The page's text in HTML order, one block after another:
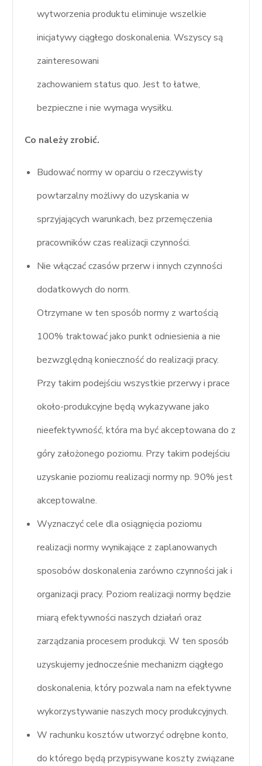
wytworzenia produktu eliminuje wszelkie
inicjatywy ciągłego doskonalenia. Wszyscy są
zainteresowani
zachowaniem status quo. Jest to łatwe,
bezpieczne i nie wymaga wysiłku.
Co należy zrobić.
Budować normy w oparciu o rzeczywisty
powtarzalny możliwy do uzyskania w
sprzyjających warunkach, bez przemęczenia
pracowników czas realizacji czynności.
Nie włączać czasów przerw i innych czynności
dodatkowych do norm.
Otrzymane w ten sposób normy z wartością
100% traktować jako punkt odniesienia a nie
bezwzględną konieczność do realizacji pracy.
Przy takim podejściu wszystkie przerwy i prace
około-produkcyjne będą wykazywane jako
nieefektywność, która ma być akceptowana do z
góry założonego poziomu. Przy takim podejściu
uzyskanie poziomu realizacji normy np. 90% jest
akceptowalne.
Wyznaczyć cele dla osiągnięcia poziomu
realizacji normy wynikające z zaplanowanych
sposobów doskonalenia zarówno czynności jak i
organizacji pracy. Poziom realizacji normy będzie
miarą efektywności naszych działań oraz
zarządzania procesem produkcji. W ten sposób
uzyskujemy jednocześnie mechanizm ciągłego
doskonalenia, który pozwala nam na efektywne
wykorzystywanie naszych mocy produkcyjnych.
W rachunku kosztów utworzyć odrębne konto,
do którego będą przypisywane koszty związane